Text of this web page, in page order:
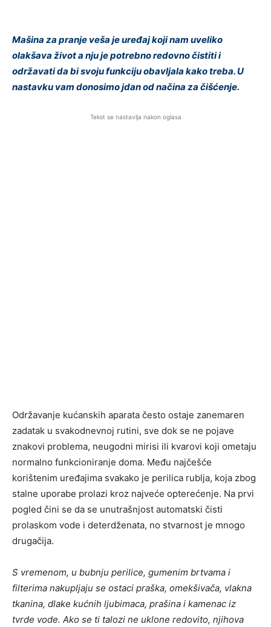
Mašina za pranje veša je uređaj koji nam uveliko
olakšava život a nju je potrebno redovno čistiti i
održavati da bi svoju funkciju obavljala kako treba. U
nastavku vam donosimo jdan od načina za čišćenje.
Tekst se nastavlja nakon oglasa
Održavanje kućanskih aparata često ostaje zanemaren
zadatak u svakodnevnoj rutini, sve dok se ne pojave
znakovi problema, neugodni mirisi ili kvarovi koji ometaju
normalno funkcioniranje doma. Među najčešće
korištenim uređajima svakako je perilica rublja, koja zbog
stalne uporabe prolazi kroz najveće opterećenje. Na prvi
pogled čini se da se unutrašnjost automatski čisti
prolaskom vode i deterdženata, no stvarnost je mnogo
drugačija.
S vremenom, u bubnju perilice, gumenim brtvama i
filterima nakupljaju se ostaci praška, omekšivača, vlakna
tkanina, dlake kućnih ljubimaca, prašina i kamenac iz
tvrde vode. Ako se ti talozi ne uklone redovito, njihova